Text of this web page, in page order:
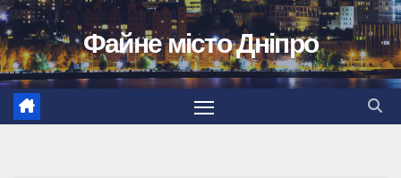
Перейти
до
вмісту
Файне місто Дніпро